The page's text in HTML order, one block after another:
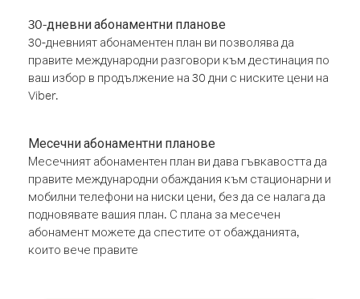
30-дневни абонаментни планове
30-дневният абонаментен план ви позволява да
правите международни разговори към дестинация по
ваш избор в продължение на 30 дни с ниските цени на
Viber.
Месечни абонаментни планове
Месечният абонаментен план ви дава гъвкавостта да
правите международни обаждания към стационарни и
мобилни телефони на ниски цени, без да се налага да
подновявате вашия план. С плана за месечен
абонамент можете да спестите от обажданията,
които вече правите